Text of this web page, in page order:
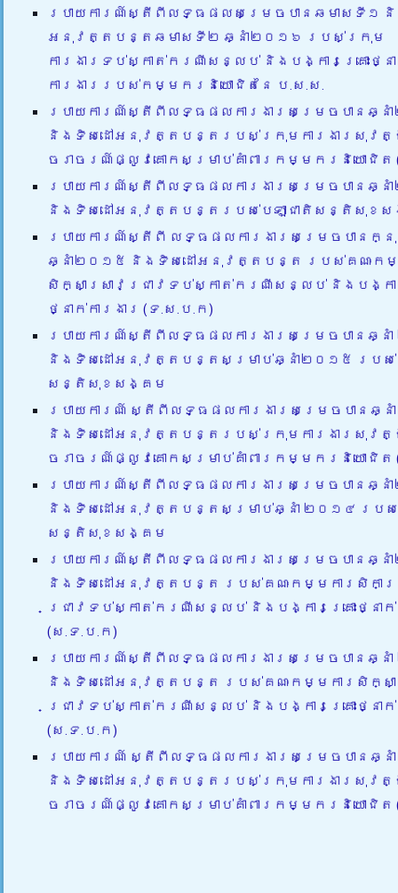
របាយការណ៍ស្តីពីលទ្ធផលសម្រេចបានឆមាសទី១
អនុវត្តបន្តឆមាសទី២ ឆ្នាំ២០១៦ របស់ក្រុម
ការងារទប់ស្កាត់ករណីសន្លប់ និងបង្ការគ្រោះថ្ន
ការងាររបស់កម្មករនិយោជិតនៃ ប.ស.ស.
របាយការណ៍ស្តីពីលទ្ធផលការងារសម្រេចបានឆ្ន
និងទិសដៅអនុវត្តបន្តរបស់ក្រុមការងារសុវត្
ចរាចរណ៍ផ្លូវគោកសម្រាប់គាំពារកម្មករនិយោជិត
របាយការណ៍ស្តីពីលទ្ធផលការងារសម្រេចបានឆ្ន
និងទិសដៅអនុវត្តបន្តរបស់បេឡាជាតិសន្តិសុខ
របាយការណ៍ស្តីពី លទ្ធផលការងារសម្រេចបានក្
ឆ្នាំ២០១៥ និងទិសដៅអនុវត្តបន្ត របស់គណៈកម្
សិក្សាស្រាវជ្រាវទប់ស្កាត់ករណីសន្លប់ និងបង្ការ
ថ្នាក់ការងារ (ទ.ស.ប.ក)
របាយការណ៍ស្តីពីលទ្ធផលការងារសម្រេចបានឆ្ន
និងទិសដៅអនុវត្តបន្តសម្រាប់ឆ្នាំ២០១៥ របស់ប
សន្តិសុខសង្គម
របាយការណ៍ ស្តីពីលទ្ធផលការងារសម្រេចបានឆ្ន
និងទិសដៅអនុវត្តបន្តរបស់ក្រុមការងារសុវត្
ចរាចរណ៍ផ្លូវគោកសម្រាប់គាំពារកម្មករនិយោជិត
របាយការណ៍ស្តីពីលទ្ធផលការងារសម្រេចបានឆ្ន
និងទិសដៅអនុវត្តបន្តសម្រាប់ឆ្នាំ ២០១៤ របស់ប
សន្តិសុខសង្គម
របាយការណ៍ស្តីពីលទ្ធផលការងារសម្រេចបានឆ្ន
និងទិសដៅអនុវត្តបន្ត របស់គណៈកម្មការសិកាស្
ជ្រាវទប់ស្កាត់ករណីសន្លប់ និងបង្ការគ្រោះថ្នាក់
(ស.ទ.ប.ក)
របាយការណ៍ស្តីពីលទ្ធផលការងារសម្រេចបានឆ្ន
និងទិសដៅអនុវត្តបន្ត របស់គណៈកម្មការសិក្សា
ជ្រាវទប់ស្កាត់ករណីសន្លប់ និងបង្ការគ្រោះថ្នាក់
(ស.ទ.ប.ក)
របាយការណ៍ ស្តីពីលទ្ធផលការងារសម្រេចបានឆ្ន
និងទិសដៅអនុវត្តបន្តរបស់ក្រុមការងារសុវត្
ចរាចរណ៍ផ្លូវគោកសម្រាប់គាំពារកម្មករនិយោជិត